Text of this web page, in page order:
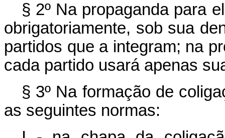
§ 2º Na propaganda para
obrigatoriamente, sob sua
partidos que a integram; na
cada partido usará apenas
§ 3º Na formação de
as seguintes normas: